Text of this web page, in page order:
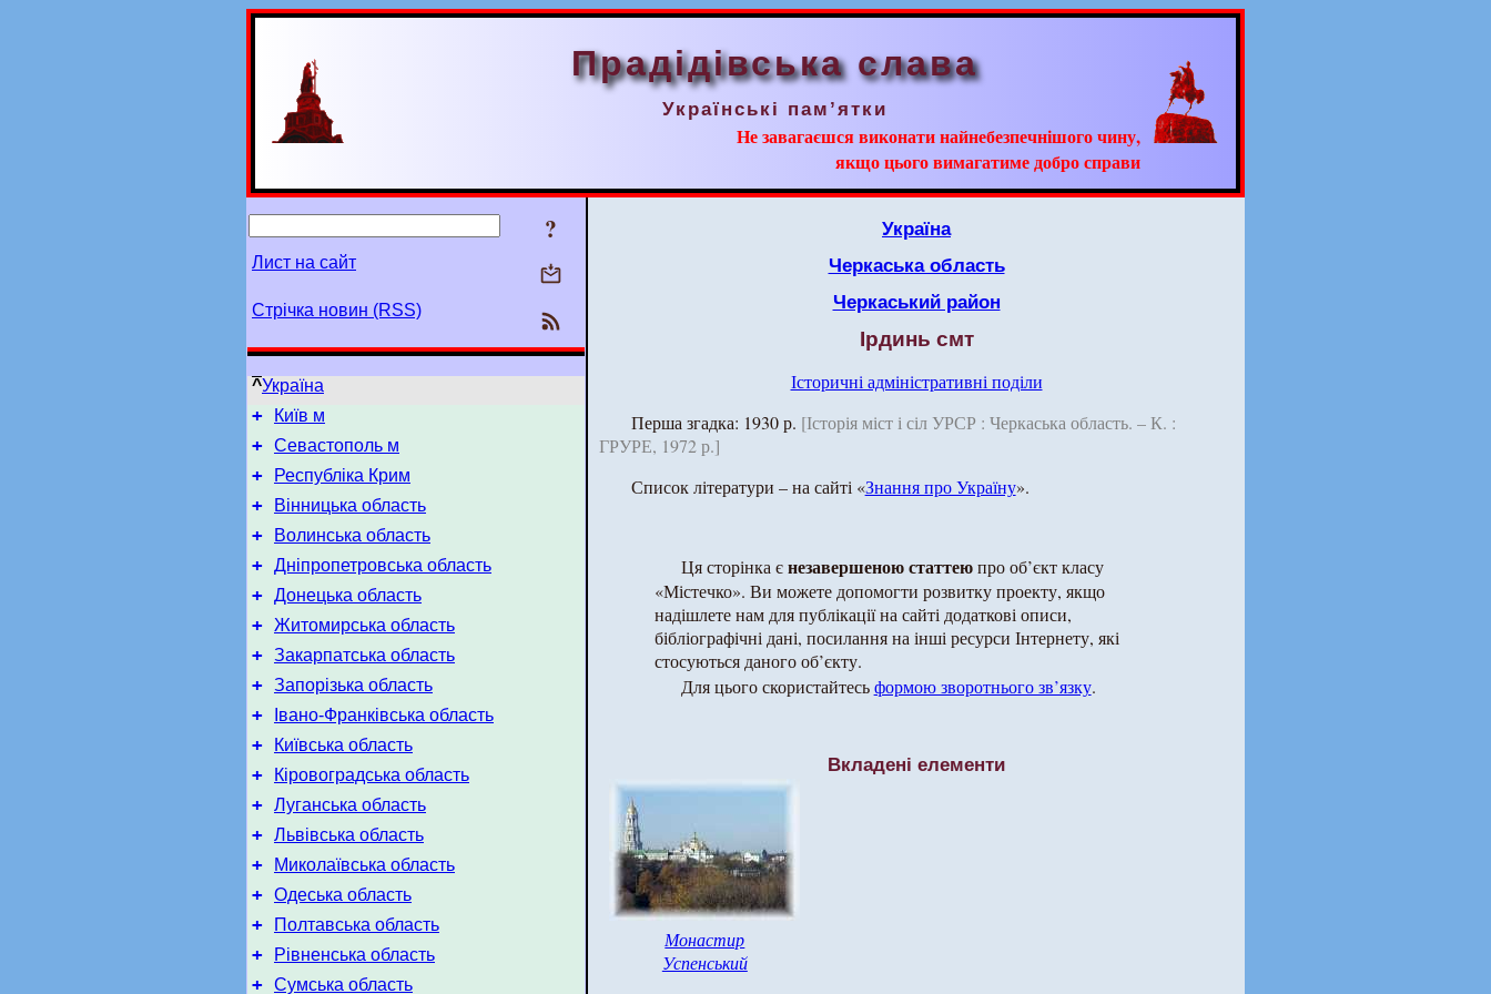
Прадідівська слава
Українські пам’ятки
Не завагаєшся виконати найнебезпечнішого чину,
якщо цього вимагатиме добро справи
?
Лист на сайт
Стрічка новин (RSS)
^Україна
+ Київ м
+ Севастополь м
+ Республіка Крим
+ Вінницька область
+ Волинська область
+ Дніпропетровська область
+ Донецька область
+ Житомирська область
+ Закарпатська область
+ Запорізька область
+ Івано-Франківська область
+ Київська область
+ Кіровоградська область
+ Луганська область
+ Львівська область
+ Миколаївська область
+ Одеська область
+ Полтавська область
+ Рівненська область
+ Сумська область
Україна
Черкаська область
Черкаський район
Ірдинь смт
Історичні адміністративні поділи
Перша згадка: 1930 р. [Історія міст і сіл УРСР : Черкаська область. – К. :
ГРУРЕ, 1972 р.]
Список літератури – на сайті «Знання про Україну».
Ця сторінка єнезавершеною статтеюпро об’єкт класу
«Містечко». Ви можете допомогти розвитку проекту, якщо
надішлете нам для публікації на сайті додаткові описи,
бібліографічні дані, посилання на інші ресурси Інтернету, які
стосуються даного об’єкту.
Для цього скористайтесьформою зворотнього зв’язку.
Вкладені елементи
Монастир
Успенський